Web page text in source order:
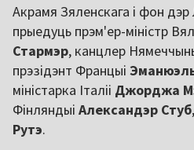
Акрамя Зяленскага і фон
прыедуць прэм'ер-міністр
Стармэр, канцлер
прэзідэнт Францыі
міністарка Італіі Джорджа
Фінляндыі Александэр Стуб
Рутэ.